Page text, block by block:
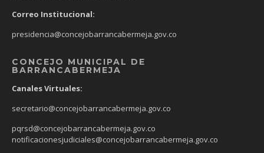
Correo Institucional:
presidencia@concejobarrancabermeja.gov.co
CONCEJO MUNICIPAL DE
BARRANCABERMEJA
Canales Virtuales:
secretario@concejobarrancabermeja.gov.co
pqrsd@concejobarrancabermeja.gov.co
notificacionesjudiciales@concejobarrancabermeja.gov.co